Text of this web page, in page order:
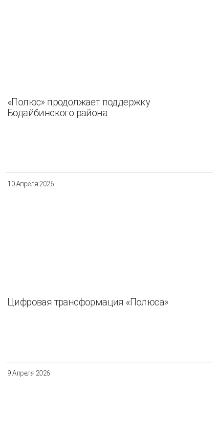
«Полюс» продолжает поддержку
Бодайбинского района
10 Апреля 2026
Цифровая трансформация «Полюса»
9 Апреля 2026